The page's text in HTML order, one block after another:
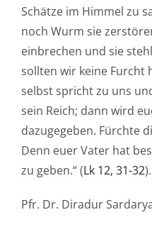
Schätze im Himmel zu
noch Wurm sie
einbrechen und sie
sollten wir keine Furcht
selbst spricht zu uns
sein Reich; dann wird
dazugegeben. Fürchte
Denn euer Vater hat
zu geben.“ (Lk 12, 31-32).
Pfr. Dr. Diradur